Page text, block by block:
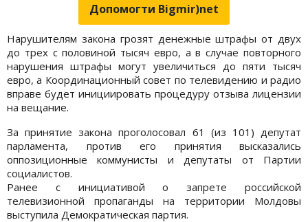
Допомогти Bigmir)net
Нарушителям закона грозят денежные штрафы от двух
до трех с половиной тысяч евро, а в случае повторного
нарушения штрафы могут увеличиться до пяти тысяч
евро, а Координационный совет по телевидению и радио
вправе будет инициировать процедуру отзыва лицензии
на вещание.
За принятие закона проголосовал 61 (из 101) депутат
парламента, против его принятия высказались
оппозиционные коммунисты и депутаты от Партии
социалистов.
Ранее с инициативой о запрете российской
телевизионной пропаганды на территории Молдовы
выступила Демократическая партия.